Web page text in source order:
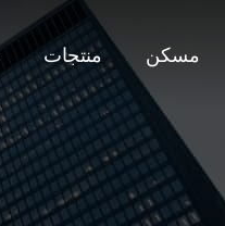
مسكن منتجات